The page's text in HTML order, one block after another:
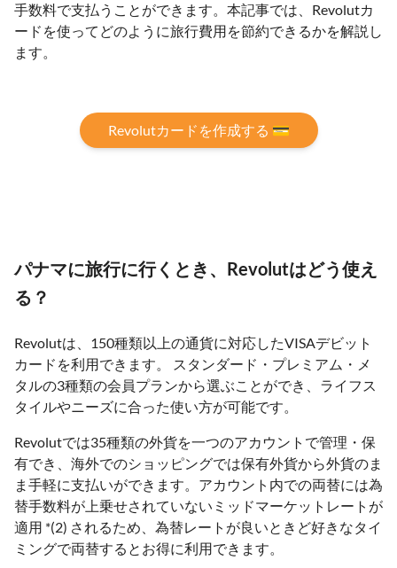
手数料で支払うことができます。本記事では、Revolutカ
ードを使ってどのように旅行費用を節約できるかを解説し
ます。
Revolutカードを作成する 💳
パナマに旅行に行くとき、Revolutはどう使え
る？
Revolutは、150種類以上の通貨に対応したVISAデビット
カードを利用できます。 スタンダード・プレミアム・メ
タルの3種類の会員プランから選ぶことができ、ライフス
タイルやニーズに合った使い方が可能です。
Revolutでは35種類の外貨を一つのアカウントで管理・保
有でき、海外でのショッピングでは保有外貨から外貨のま
ま手軽に支払いができます。アカウント内での両替には為
替手数料が上乗せされていないミッドマーケットレートが
適用 *(2) されるため、為替レートが良いときど好きなタイ
ミングで両替するとお得に利用できます。